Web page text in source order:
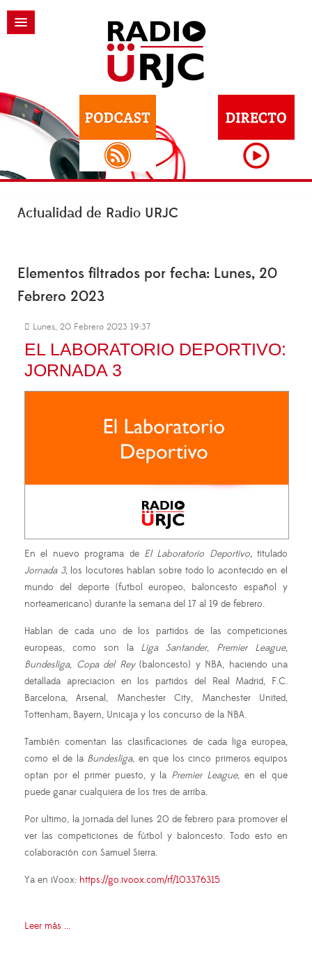
Actualidad de Radio URJC
Elementos filtrados por fecha: Lunes, 20
Febrero 2023
Lunes, 20 Febrero 2023 19:37
EL LABORATORIO DEPORTIVO:
JORNADA 3
En el nuevo programa de El Laboratorio Deportivo,titulado
Jornada 3, los locutores hablan sobre todo lo acontecido en el
mundo del deporte (futbol europeo, baloncesto español y
norteamericano) durante la semana del 17 al 19 de febrero.
Hablan de cada uno de los partidos de las competiciones
europeas, como son la Liga Santander, Premier League,
Bundesliga, Copa del Rey(baloncesto) y NBA, haciendo una
detallada apreciacion en los partidos del Real Madrid, F.C.
Barcelona, Arsenal, Manchester City, Manchester United,
Tottenham, Bayern, Unicaja y los concurso de la NBA.
También comentan las clasificaciones de cada liga europea,
como el de la Bundesliga, en que los cinco primeros equipos
optan por el primer puesto, y la Premier League, en el que
puede ganar cualquiera de los tres de arriba.
Por ultimo, la jornada del lunes 20 de febrero para promover el
ver las competiciones de fútbol y baloncesto. Todo esto en
colaboración con Samuel Sierra.
Ya en iVoox: https://go.ivoox.com/rf/103376315
Leer más ...